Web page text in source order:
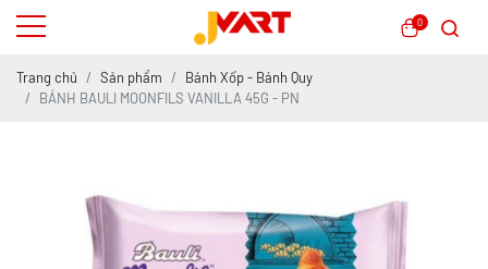
0
Trang chủ Sản phẩm
Bánh Xốp - Bánh Quy
BÁNH BAULI MOONFILS VANILLA 45G - PN